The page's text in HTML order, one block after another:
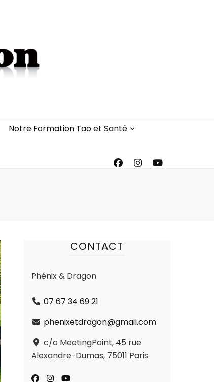
Notre Formation Tao et Santé
CONTACT
Phénix & Dragon
07 67 34 69 21
phenixetdragon@gmail.com
c/o MeetingPoint, 45 rue
Alexandre-Dumas, 75011 Paris